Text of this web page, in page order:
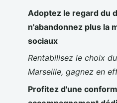
Adoptez le regard du
n'abandonnez plus la
sociaux
Rentabilisez le choix
Marseille, gagnez en
Profitez d'une